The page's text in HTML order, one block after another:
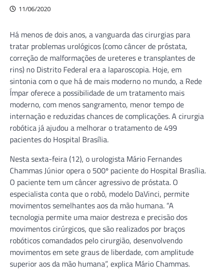
11/06/2020
Há menos de dois anos, a vanguarda das cirurgias para
tratar problemas urológicos (como câncer de próstata,
correção de malformações de ureteres e transplantes de
rins) no Distrito Federal era a laparoscopia. Hoje, em
sintonia com o que há de mais moderno no mundo, a Rede
Ímpar oferece a possibilidade de um tratamento mais
moderno, com menos sangramento, menor tempo de
internação e reduzidas chances de complicações. A cirurgia
robótica já ajudou a melhorar o tratamento de 499
pacientes do Hospital Brasília.
Nesta sexta-feira (12), o urologista Mário Fernandes
Chammas Júnior opera o 500º paciente do Hospital Brasília.
O paciente tem um câncer agressivo de próstata. O
especialista conta que o robô, modelo DaVinci, permite
movimentos semelhantes aos da mão humana. “A
tecnologia permite uma maior destreza e precisão dos
movimentos cirúrgicos, que são realizados por braços
robóticos comandados pelo cirurgião, desenvolvendo
movimentos em sete graus de liberdade, com amplitude
superior aos da mão humana”, explica Mário Chammas.